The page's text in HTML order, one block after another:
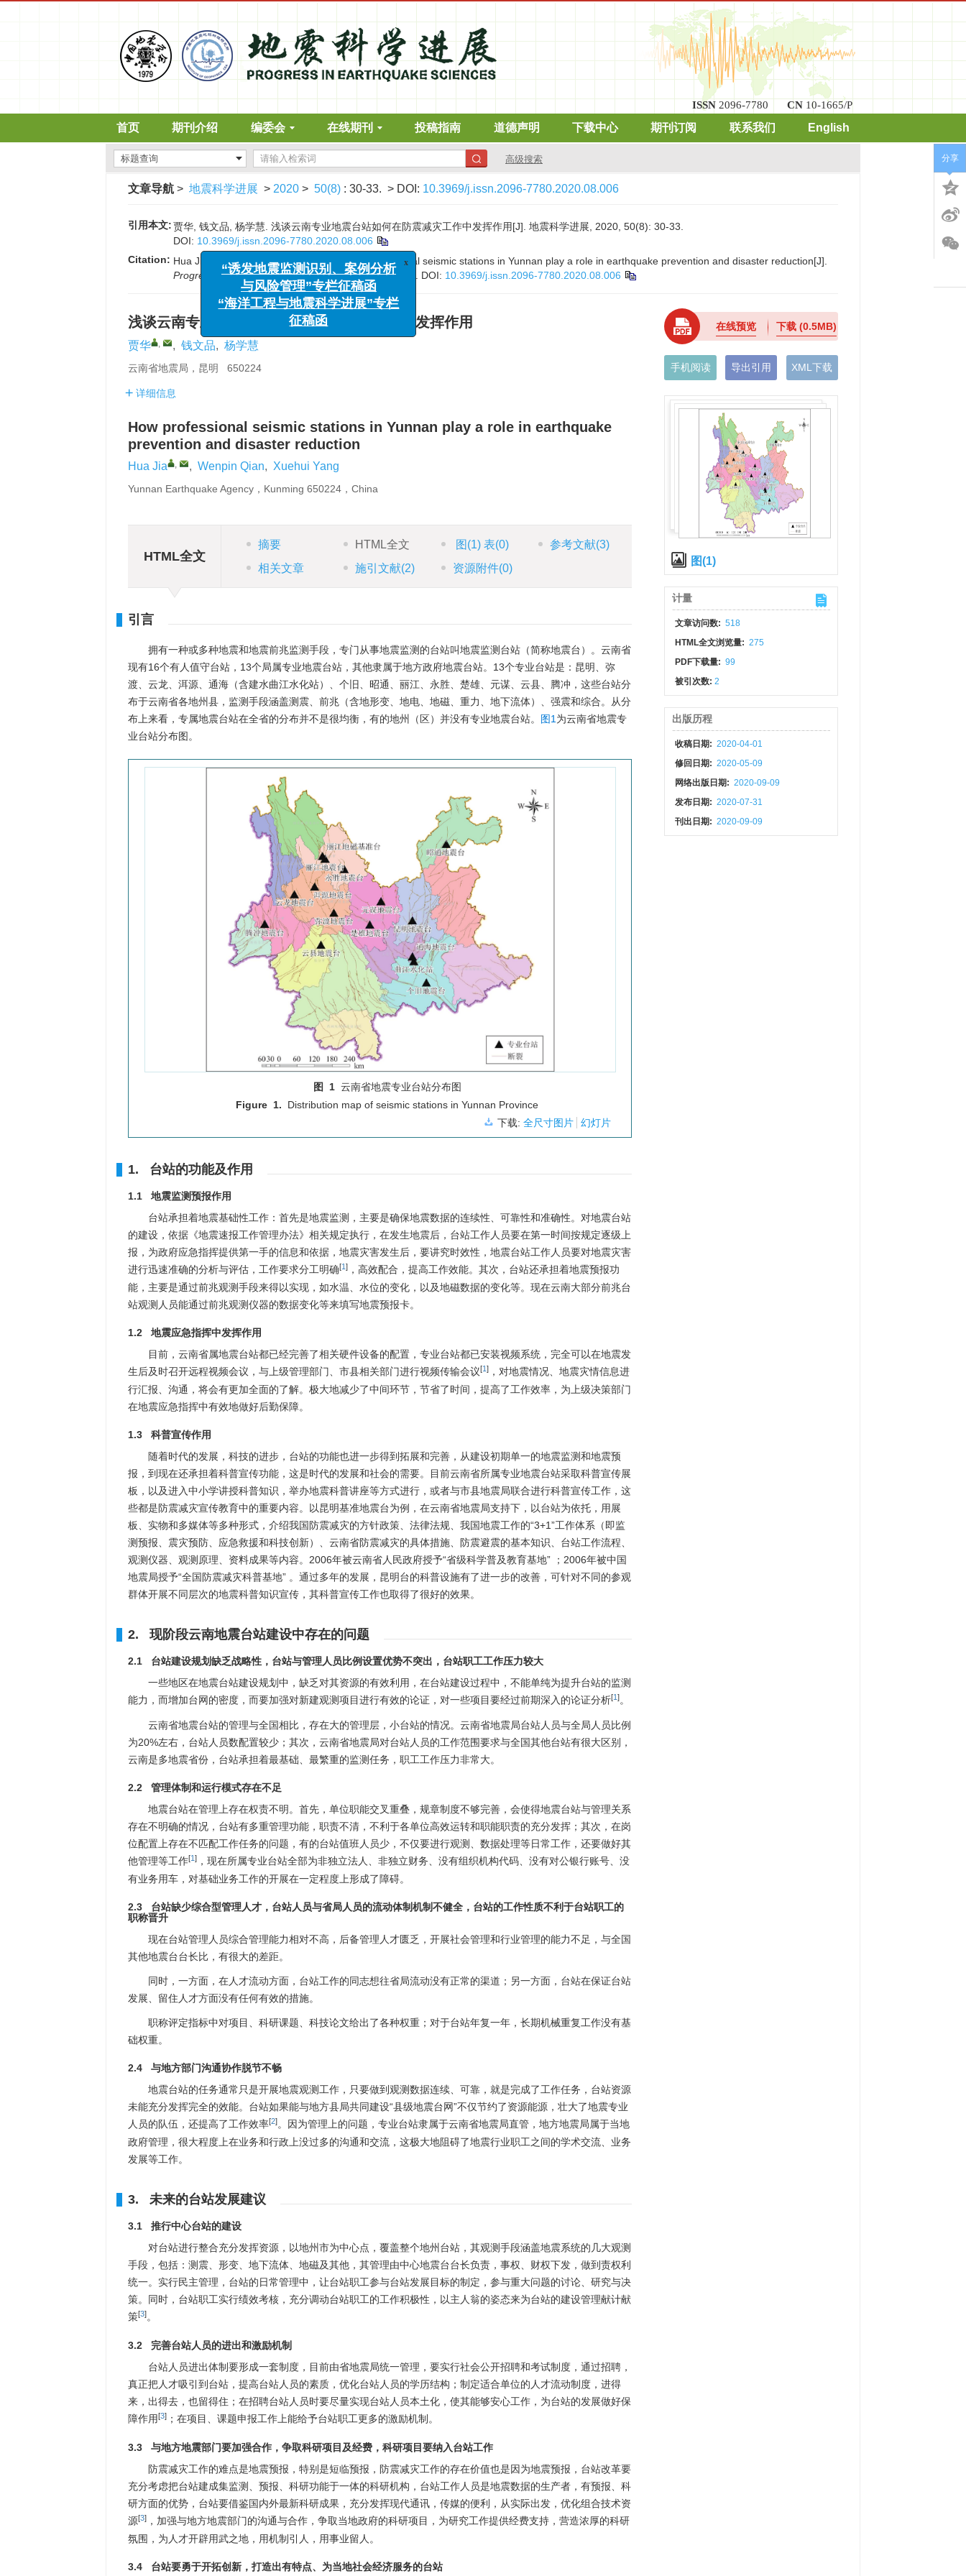
ISSN 2096-7780 CN 10-1665/P
首页 期刊介绍 编委会 在线期刊 投稿指南 道德声明 下载中心 期刊订阅 联系我们 English
高级搜索
文章导航 > 地震科学进展 > 2020 > 50(8) : 30-33. > DOI: 10.3969/j.issn.2096-7780.2020.08.006
引用本文:贾华, 钱文品, 杨学慧. 浅谈云南专业地震台站如何在防震减灾工作中发挥作用[J]. 地震科学进展, 2020, 50(8): 30-33.
DOI: 10.3969/j.issn.2096-7780.2020.08.006
Citation: Hua Jia, Wenpin Qian, Xuehui Yang. How professional seismic stations in Yunnan play a role in earthquake prevention and disaster reduction[J].
Progress in Earthquake Sciences, 2020, 50(8): 30-33. DOI: 10.3969/j.issn.2096-7780.2020.08.006
浅谈云南专业地震台站如何在防震减灾工作中发挥作用
贾华 , , 钱文品, 杨学慧
云南省地震局，昆明 650224
详细信息
How professional seismic stations in Yunnan play a role in earthquake
prevention and disaster reduction
Hua Jia , , Wenpin Qian, Xuehui Yang
Yunnan Earthquake Agency，Kunming 650224，China
HTML全文
摘要 HTML全文 图 (1)表(0) 参考文献(3)
相关文章
施引文献(2) 资源附件(0)
引言
拥有一种或多种地震和地震前兆监测手段，专门从事地震监测的台站叫地震监测台站（简称地震台）。云南省
现有16个有人值守台站，13个局属专业地震台站，其他隶属于地方政府地震台站。13个专业台站是：昆明、弥
渡、云龙、洱源、通海（含建水曲江水化站）、个旧、昭通、丽江、永胜、楚雄、元谋、云县、腾冲，这些台站分
布于云南省各地州县，监测手段涵盖测震、前兆（含地形变、地电、地磁、重力、地下流体）、强震和综合。从分
布上来看，专属地震台站在全省的分布并不是很均衡，有的地州（区）并没有专业地震台站。 图1 为云南省地震专
业台站分布图。
图 1 云南省地震专业台站分布图
Figure 1.
Distribution map of seismic stations in Yunnan Province
下载:全尺寸图片 幻灯片
1. 台站的功能及作用
1.1 地震监测预报作用
台站承担着地震基础性工作：首先是地震监测，主要是确保地震数据的连续性、可靠性和准确性。对地震台站
的建设，依据《地震速报工作管理办法》相关规定执行，在发生地震后，台站工作人员要在第一时间按规定逐级上
报，为政府应急指挥提供第一手的信息和依据，地震灾害发生后，要讲究时效性，地震台站工作人员要对地震灾害
进行迅速准确的分析与评估，工作要求分工明确[1] ，高效配合，提高工作效能。其次，台站还承担着地震预报功
能，主要是通过前兆观测手段来得以实现，如水温、水位的变化，以及地磁数据的变化等。现在云南大部分前兆台
站观测人员能通过前兆观测仪器的数据变化等来填写地震预报卡。
1.2 地震应急指挥中发挥作用
目前，云南省属地震台站都已经完善了相关硬件设备的配置，专业台站都已安装视频系统，完全可以在地震发
生后及时召开远程视频会议，与上级管理部门、市县相关部门进行视频传输会议[1] ，对地震情况、地震灾情信息进
行汇报、沟通，将会有更加全面的了解。极大地减少了中间环节，节省了时间，提高了工作效率，为上级决策部门
在地震应急指挥中有效地做好后勤保障。
1.3 科普宣传作用
随着时代的发展，科技的进步，台站的功能也进一步得到拓展和完善，从建设初期单一的地震监测和地震预
报，到现在还承担着科普宣传功能，这是时代的发展和社会的需要。目前云南省所属专业地震台站采取科普宣传展
板，以及进入中小学讲授科普知识，举办地震科普讲座等方式进行，或者与市县地震局联合进行科普宣传工作，这
些都是防震减灾宣传教育中的重要内容。以昆明基准地震台为例，在云南省地震局支持下，以台站为依托，用展
板、实物和多媒体等多种形式，介绍我国防震减灾的方针政策、法律法规、我国地震工作的“3+1”工作体系（即监
测预报、震灾预防、应急救援和科技创新）、云南省防震减灾的具体措施、防震避震的基本知识、台站工作流程、
观测仪器、观测原理、资料成果等内容。2006年被云南省人民政府授予“省级科学普及教育基地” ；2006年被中国
地震局授予“全国防震减灾科普基地” 。通过多年的发展，昆明台的科普设施有了进一步的改善，可针对不同的参观
群体开展不同层次的地震科普知识宣传，其科普宣传工作也取得了很好的效果。
2. 现阶段云南地震台站建设中存在的问题
2.1 台站建设规划缺乏战略性，台站与管理人员比例设置优势不突出，台站职工工作压力较大
一些地区在地震台站建设规划中，缺乏对其资源的有效利用，在台站建设过程中，不能单纯为提升台站的监测
能力，而增加台网的密度，而要加强对新建观测项目进行有效的论证，对一些项目要经过前期深入的论证分析[1]。
云南省地震台站的管理与全国相比，存在大的管理层，小台站的情况。云南省地震局台站人员与全局人员比例
为20%左右，台站人员数配置较少；其次，云南省地震局对台站人员的工作范围要求与全国其他台站有很大区别，
云南是多地震省份，台站承担着最基础、最繁重的监测任务，职工工作压力非常大。
2.2 管理体制和运行模式存在不足
地震台站在管理上存在权责不明。首先，单位职能交叉重叠，规章制度不够完善，会使得地震台站与管理关系
存在不明确的情况，台站有多重管理功能，职责不清，不利于各单位高效运转和职能职责的充分发挥；其次，在岗
位配置上存在不匹配工作任务的问题，有的台站值班人员少，不仅要进行观测、数据处理等日常工作，还要做好其
他管理等工作[1] ，现在所属专业台站全部为非独立法人、非独立财务、没有组织机构代码、没有对公银行账号、没
有业务用车，对基础业务工作的开展在一定程度上形成了障碍。
2.3 台站缺少综合型管理人才，台站人员与省局人员的流动体制机制不健全，台站的工作性质不利于台站职工的
职称晋升
现在台站管理人员综合管理能力相对不高，后备管理人才匮乏，开展社会管理和行业管理的能力不足，与全国
其他地震台台长比，有很大的差距。
同时，一方面，在人才流动方面，台站工作的同志想往省局流动没有正常的渠道；另一方面，台站在保证台站
发展、留住人才方面没有任何有效的措施。
职称评定指标中对项目、科研课题、科技论文给出了各种权重；对于台站年复一年，长期机械重复工作没有基
础权重。
2.4 与地方部门沟通协作脱节不畅
地震台站的任务通常只是开展地震观测工作，只要做到观测数据连续、可靠，就是完成了工作任务，台站资源
未能充分发挥完全的效能。台站如果能与地方县局共同建设“县级地震台网”不仅节约了资源能源，壮大了地震专业
人员的队伍，还提高了工作效率[2]。因为管理上的问题，专业台站隶属于云南省地震局直管，地方地震局属于当地
政府管理，很大程度上在业务和行政上没过多的沟通和交流，这极大地阻碍了地震行业职工之间的学术交流、业务
发展等工作。
3. 未来的台站发展建议
3.1 推行中心台站的建设
对台站进行整合充分发挥资源，以地州市为中心点，覆盖整个地州台站，其观测手段涵盖地震系统的几大观测
手段，包括：测震、形变、地下流体、地磁及其他，其管理由中心地震台台长负责，事权、财权下发，做到责权利
统一。实行民主管理，台站的日常管理中，让台站职工参与台站发展目标的制定，参与重大问题的讨论、研究与决
策。同时，台站职工实行绩效考核，充分调动台站职工的工作积极性，以主人翁的姿态来为台站的建设管理献计献
策[3]。
3.2 完善台站人员的进出和激励机制
台站人员进出体制要形成一套制度，目前由省地震局统一管理，要实行社会公开招聘和考试制度，通过招聘，
真正把人才吸引到台站，提高台站人员的素质，优化台站人员的学历结构；制定适合单位的人才流动制度，进得
来，出得去，也留得住；在招聘台站人员时要尽量实现台站人员本土化，使其能够安心工作，为台站的发展做好保
障作用[3] ；在项目、课题申报工作上能给予台站职工更多的激励机制。
3.3 与地方地震部门要加强合作，争取科研项目及经费，科研项目要纳入台站工作
防震减灾工作的难点是地震预报，特别是短临预报，防震减灾工作的存在价值也是因为地震预报，台站改革要
充分考虑把台站建成集监测、预报、科研功能于一体的科研机构，台站工作人员是地震数据的生产者，有预报、科
研方面的优势，台站要借鉴国内外最新科研成果，充分发挥现代通讯，传媒的便利，从实际出发，优化组合技术资
源[3] ，加强与地方地震部门的沟通与合作，争取当地政府的科研项目，为研究工作提供经费支持，营造浓厚的科研
氛围，为人才开辟用武之地，用机制引人，用事业留人。
3.4 台站要勇于开拓创新，打造出有特点、为当地社会经济服务的台站
在线预览 下载(0.5MB)
手机阅读 导出引用 XML下载
图(1)
计量
文章访问数: 518
HTML全文浏览量: 275
PDF下载量: 99
被引次数:2
出版历程
收稿日期: 2020-04-01
修回日期: 2020-05-09
网络出版日期: 2020-09-09
发布日期: 2020-07-31
刊出日期: 2020-09-09
分享
x
“诱发地震监测识别、案例分析
与风险管理”专栏征稿函
“海洋工程与地震科学进展”专栏
征稿函